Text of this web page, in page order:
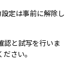
定は事前に解除し
認と試写を行いま
さい。